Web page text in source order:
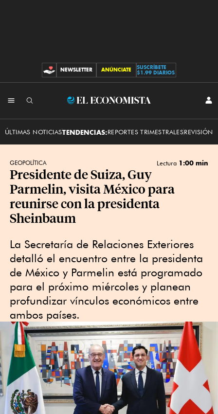
CONTRIBUCIONES
NEWSLETTER ANÚNCIATE
SUSCRÍBETE
$1.99 DIARIOS
El
ÚLTIMAS NOTICIASTENDENCIAS:REPORTES TRIMESTRALESREVISIÓN
GEOPOLÍTICA Lectura 1:00 min
Presidente de Suiza, Guy
Parmelin, visita México para
reunirse con la presidenta
Sheinbaum
La Secretaría de Relaciones Exteriores
detalló el encuentro entre la presidenta
de México y Parmelin está programado
para el próximo miércoles y planean
profundizar vínculos económicos entre
ambos países.